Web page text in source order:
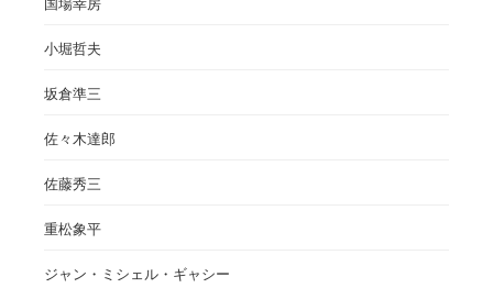
国場幸房
小堀哲夫
坂倉準三
佐々木達郎
佐藤秀三
重松象平
ジャン・ミシェル・ギャシー